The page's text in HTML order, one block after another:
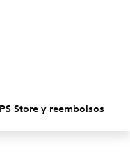
PS Store y reembolsos